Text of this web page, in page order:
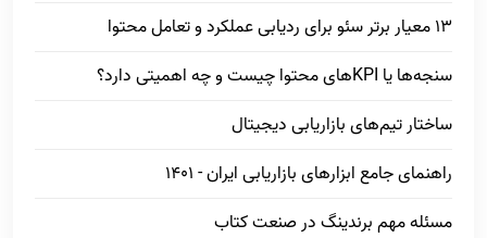
13 معیار برتر سئو برای ردیابی عملکرد و تعامل محتوا
سنجه‌ها یا KPIهای محتوا چیست و چه اهمیتی دارد؟
ساختار تیم‌های بازاریابی دیجیتال
راهنمای جامع ابزارهای بازاریابی ایران - 1401
مسئله مهم برندینگ در صنعت کتاب